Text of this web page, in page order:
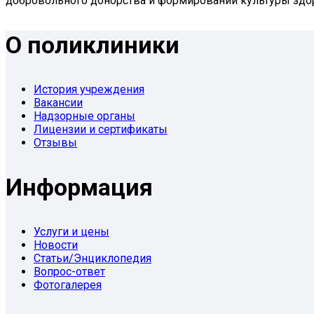
О поликлиники
История учреждения
Вакансии
Надзорные органы
Лицензии и сертификаты
Отзывы
Информация
Услуги и цены
Новости
Статьи/Энциклопедия
Вопрос-ответ
Фотогалерея